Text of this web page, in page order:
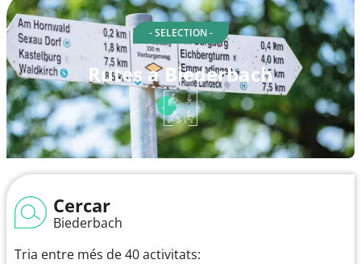
- SELECTION -
Rutes a Biederbach
Cercar
Biederbach
Tria entre més de 40 activitats: